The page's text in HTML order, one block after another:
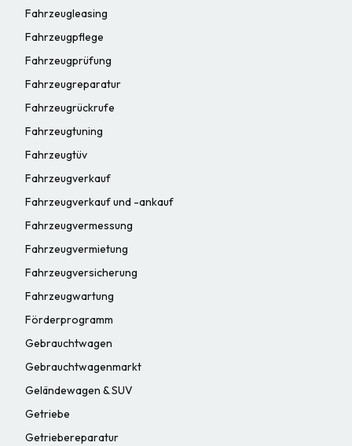
Fahrzeugleasing
Fahrzeugpflege
Fahrzeugprüfung
Fahrzeugreparatur
Fahrzeugrückrufe
Fahrzeugtuning
Fahrzeugtüv
Fahrzeugverkauf
Fahrzeugverkauf und -ankauf
Fahrzeugvermessung
Fahrzeugvermietung
Fahrzeugversicherung
Fahrzeugwartung
Förderprogramm
Gebrauchtwagen
Gebrauchtwagenmarkt
Geländewagen & SUV
Getriebe
Getriebereparatur